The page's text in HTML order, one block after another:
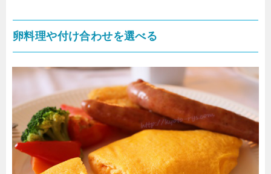
卵料理や付け合わせを選べる